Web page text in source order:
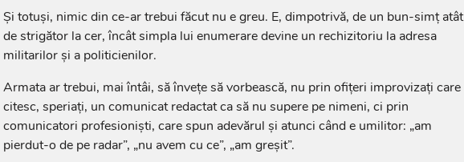
Și totuși, nimic din ce-ar trebui făcut nu e greu. E, dimpotrivă, de un bun-simț atât
de strigător la cer, încât simpla lui enumerare devine un rechizitoriu la adresa
militarilor și a politicienilor.
Armata ar trebui, mai întâi, să învețe să vorbească, nu prin ofițeri improvizați care
citesc, speriați, un comunicat redactat ca să nu supere pe nimeni, ci prin
comunicatori profesioniști, care spun adevărul și atunci când e umilitor: „am
pierdut-o de pe radar”, „nu avem cu ce”, „am greșit”.